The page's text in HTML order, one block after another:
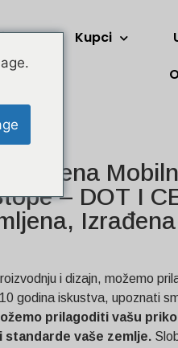
Kupci
– DOT I
i dizajn, možemo
godina iskustva, upoznati
prilagoditi vašu
standarde vaše zemlje.